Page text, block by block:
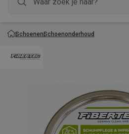
SchoenenSchoenonderhoud